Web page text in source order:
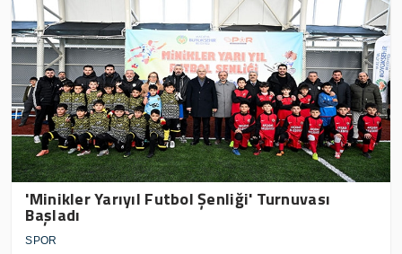
'Minikler Yarıyıl Futbol Şenliği' Turnuvası
Başladı
SPOR